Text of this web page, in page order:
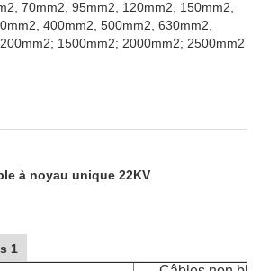
70mm2, 95mm2, 120mm2, 150mm2,
400mm2, 500mm2 , 630mm2,
1500mm2; 2000mm2; 2500mm2
à noyau unique 22KV
1